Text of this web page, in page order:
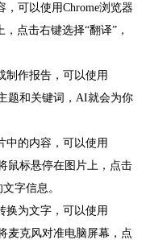
可以使用Chrome浏览器
点击右键选择“翻译”，
制作报告，可以使用
题和关键词，AI就会为你
中的内容，可以使用
鼠标悬停在图片上，点击
字信息。
换为文字，可以使用
麦克风对准电脑屏幕，点